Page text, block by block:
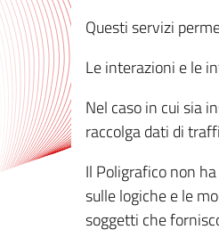
Questi servizi
Le interazioni e le
Nel caso in cui sia
raccolga dati di
Il Poligrafico non
sulle logiche e le
soggetti che